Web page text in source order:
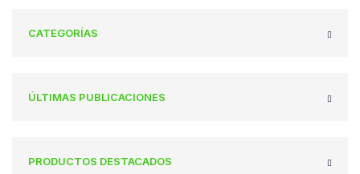
CATEGORÍAS
ÚLTIMAS PUBLICACIONES
PRODUCTOS DESTACADOS